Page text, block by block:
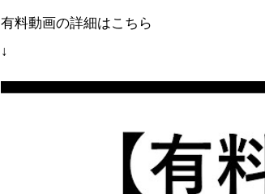
有料動画の詳細はこちら
↓